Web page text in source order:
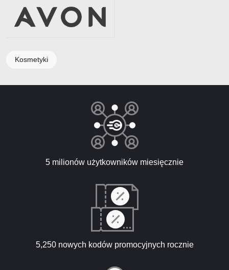
Kosmetyki
5 milionów użytkowników miesięcznie
5,250 nowych kodów promocyjnych rocznie